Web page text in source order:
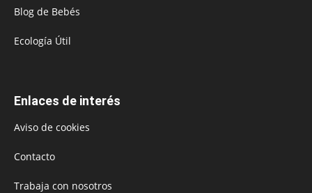
Blog de Bebés
Ecología Útil
Enlaces de interés
Aviso de cookies
Contacto
Trabaja con nosotros